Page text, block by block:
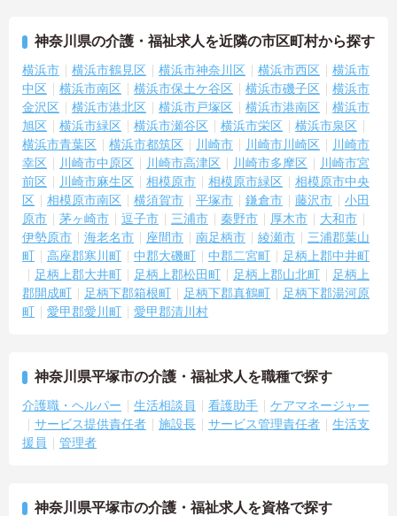
があり、頑張りがしっかり還元されます
心して働ける体制です
【自分らしく輝ける柔軟な環境】
・夜勤のない日勤のみのお仕事で、週3日からの勤務相談が可能など
働きやすさが魅力です
・手厚い資格取得支援でさらなるキャリアアップが可能です
・髪色やネイルなども規定内で自由となっており、個性を大切に長
くご活躍いただけます
神奈川県の介護・福祉求人を近隣の市区町村から探す
横浜市 横浜市鶴見区 横浜市神奈川区 横浜市西区
横浜市
中区
横浜市南区 横浜市保土ケ谷区 横浜市磯子区
横浜市
金沢区
横浜市港北区 横浜市戸塚区 横浜市港南区
横浜市
旭区
横浜市緑区 横浜市瀬谷区 横浜市栄区
横浜市泉区
横浜市青葉区
横浜市都筑区 川崎市 川崎市川崎区
川崎市
幸区
川崎市中原区 川崎市高津区 川崎市多摩区
川崎市宮
前区
川崎市麻生区 相模原市 相模原市緑区
相模原市中央
区
相模原市南区 横須賀市 平塚市 鎌倉市 藤沢市
小田
原市
茅ヶ崎市 逗子市 三浦市 秦野市 厚木市
大和市
伊勢原市
海老名市 座間市 南足柄市 綾瀬市
三浦郡葉山
町
高座郡寒川町 中郡大磯町 中郡二宮町
足柄上郡中井町
足柄上郡大井町
足柄上郡松田町 足柄上郡山北町
足柄上
郡開成町
足柄下郡箱根町 足柄下郡真鶴町
足柄下郡湯河原
町
愛甲郡愛川町 愛甲郡清川村
神奈川県平塚市の介護・福祉求人を職種で探す
介護職・ヘルパー 生活相談員 看護助手
ケアマネージャー
サービス提供責任者
施設長 サービス管理責任者
生活支
援員
管理者
神奈川県平塚市の介護・福祉求人を資格で探す